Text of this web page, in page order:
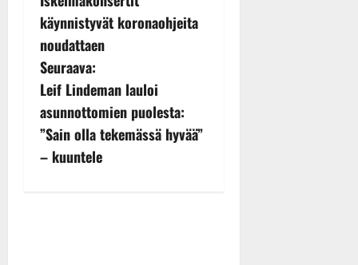
o
s
t
n
a
käynnistyvät koronaohjeita
noudattaen
Seuraava:
Leif Lindeman lauloi
asunnottomien puolesta:
”Sain olla tekemässä hyvää”
– kuuntele